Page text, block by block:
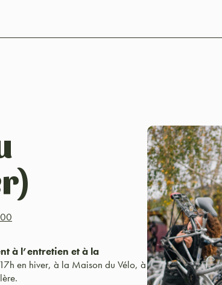
à l’entretien et à la
en hiver, à la Maison du Vélo, à